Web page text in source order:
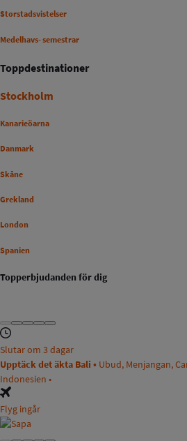
Storstadsvistelser
Medelhavs- semestrar
Toppdestinationer
Stockholm
Kanarieöarna
Danmark
Skåne
Grekland
London
Spanien
Topperbjudanden för dig
Slutar om 3 dagar
Upptäck det äkta Bali • Ubud, Menjangan,
Indonesien •
Flyg ingår